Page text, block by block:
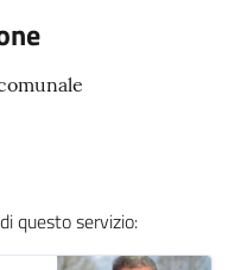
questo servizio: